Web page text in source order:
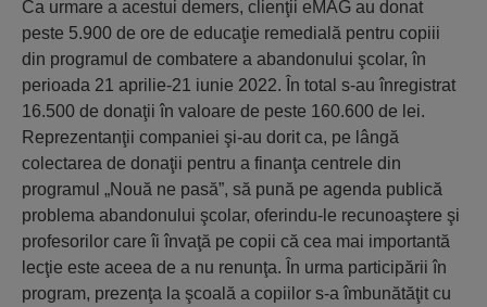
Ca urmare a acestui demers, clienţii eMAG au donat
peste 5.900 de ore de educaţie remedială pentru copiii
din programul de combatere a abandonului şcolar, în
perioada 21 aprilie-21 iunie 2022. În total s-au înregistrat
16.500 de donaţii în valoare de peste 160.600 de lei.
Reprezentanţii companiei şi-au dorit ca, pe lângă
colectarea de donaţii pentru a finanţa centrele din
programul „Nouă ne pasă”, să pună pe agenda publică
problema abandonului şcolar, oferindu-le recunoaştere şi
profesorilor care îi învaţă pe copii că cea mai importantă
lecţie este aceea de a nu renunţa. În urma participării în
program, prezenţa la şcoală a copiilor s-a îmbunătăţit cu